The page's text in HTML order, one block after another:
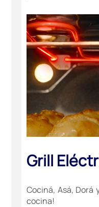
Grill
Cociná, Asá, Dorá
cocina!